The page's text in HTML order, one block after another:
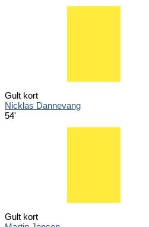
Gult kort
Nicklas Dannevang
54'
Gult kort